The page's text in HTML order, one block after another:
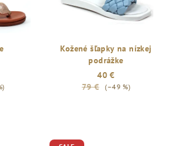
Kožené šľapky na nízkej
podrážke
40 €
79 €
(–49 %)